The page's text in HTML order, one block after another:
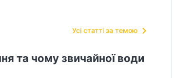
Усі статті за темою
та чому звичайної води